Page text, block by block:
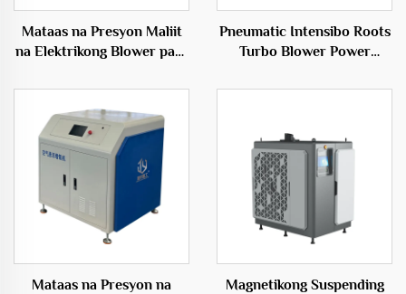
Mataas na Presyon Maliit
na Elektrikong Blower para
Aquaculture na may
Tatlong-siblon na Root
Blower
Pneumatic Intensibo Roots
Turbo Blower Power
ng Paghihiwalay ng Ugat
Mataas na Presyon na
Magnetikong Suspending